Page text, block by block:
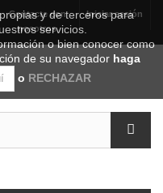
Iniciar sesión
Contacte con
nosotros
y de terceros para
servicios.
o bien conocer como
de su navegador haga
o RECHAZAR